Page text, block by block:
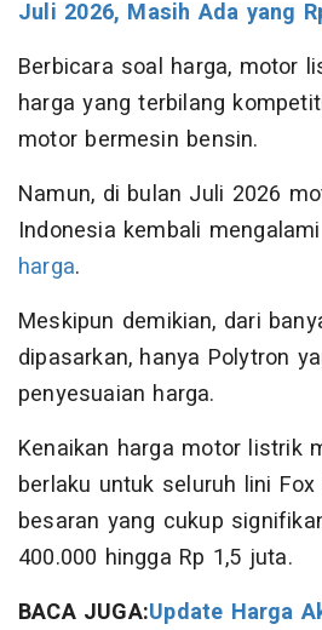
Juli 2026, Masih Ada yang
Berbicara soal harga, motor
harga yang terbilang
motor bermesin bensin.
Namun, di bulan Juli 2026
Indonesia kembali mengalami
harga.
Meskipun demikian, dari
dipasarkan, hanya Polytron
penyesuaian harga.
Kenaikan harga motor listrik
berlaku untuk seluruh lini Fox
besaran yang cukup
400.000 hingga Rp 1,5 juta.
BACA JUGA:Update Harga